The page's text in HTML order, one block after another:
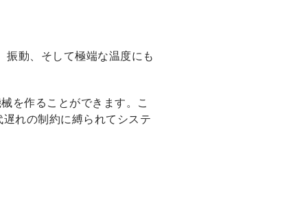
振動、そして極端な温度にも
を作ることができます。こ
れの制約に縛られてシステ